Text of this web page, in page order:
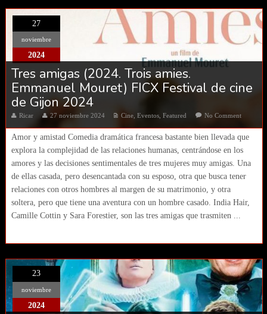
27
noviembre
2024
Tres amigas (2024. Trois amies.
Emmanuel Mouret) FICX Festival de cine
de Gijon 2024
Ricar 27 noviembre 2024 Cine, Eventos, Featured No Comment
Amor y amistad Comedia dramática francesa bastante bien llevada que
explora la complejidad de las relaciones humanas, centrándose en los
amores y las decisiones sentimentales de tres mujeres muy amigas. Una
de ellas casada, pero desencantada con su esposo, otra que busca tener
relaciones con otros hombres al margen de su matrimonio, y otra
soltera, pero que tiene una aventura con un hombre casado. India Hair,
Camille Cottin y Sara Forestier, son las tres amigas que trasmiten ...
23
noviembre
2024